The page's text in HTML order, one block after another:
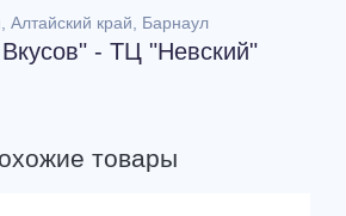
Алтайский край, Барнаул
Вкусов" - ТЦ "Невский"
товары